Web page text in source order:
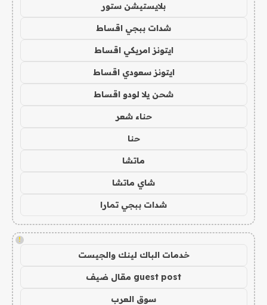
بلايستيشن ستور
شدات ببجي اقساط
ايتونز امريكي اقساط
ايتونز سعودي اقساط
شحن يلا لودو اقساط
حناء شعر
حنا
ماتشا
شاي ماتشا
شدات ببجي تمارا
!
خدمات الباك لينك والجيست
guest post مقال ضيف
سوق العرب